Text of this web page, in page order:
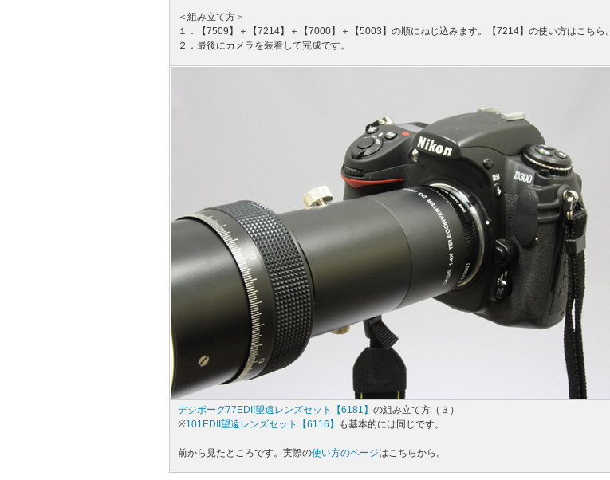
＜組み立て方＞
１．【7509】＋【7214】＋【7000】＋【5003】の順にねじ込みます。【7214】の使い方はこちら。
２．最後にカメラを装着して完成です。
デジボーグ77EDII望遠レンズセット【6181】 の組み立て方（３）
※101EDII望遠レンズセット【6116】 も基本的には同じです。
前から見たところです。実際の使い方のページはこちらから。